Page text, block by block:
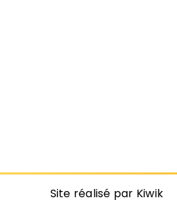
Site réalisé par Kiwik